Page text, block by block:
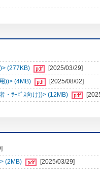
(277KB)
[2025/03/29]
))> (4MB)
[2025/08/02]
・ｻｰﾋﾞｽ向け))> (12MB)
(2MB)
[2025/03/29]